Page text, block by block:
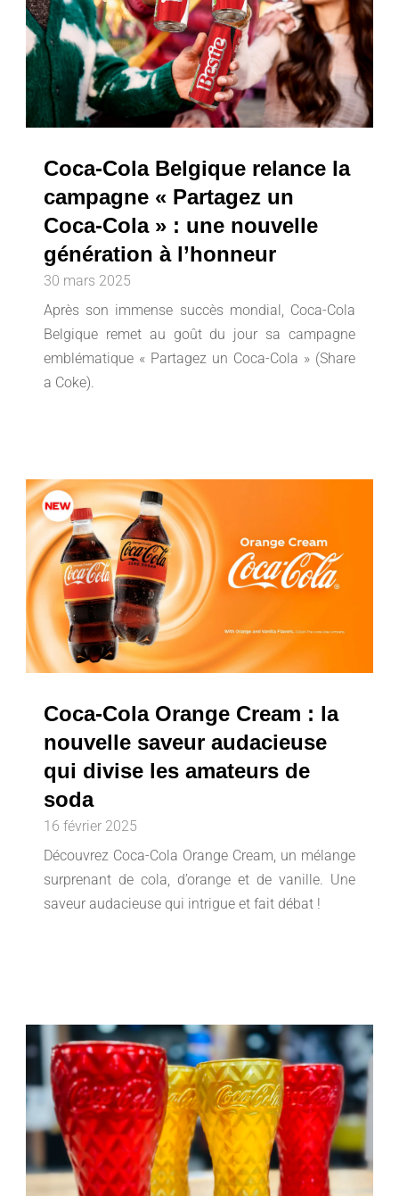
Coca-Cola Belgique relance la
campagne « Partagez un
Coca-Cola » : une nouvelle
génération à l’honneur
30 mars 2025
Après son immense succès mondial, Coca-Cola
Belgique remet au goût du jour sa campagne
emblématique « Partagez un Coca-Cola » (Share
a Coke).
Coca-Cola Orange Cream : la
nouvelle saveur audacieuse
qui divise les amateurs de
soda
16 février 2025
Découvrez Coca-Cola Orange Cream, un mélange
surprenant de cola, d’orange et de vanille. Une
saveur audacieuse qui intrigue et fait débat !